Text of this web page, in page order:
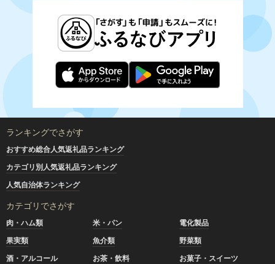
ランキングでさがす
おすすめ総合人気返礼品ランキング
カテゴリ別人気返礼品ランキング
人気自治体ランキング
カテゴリでさがす
肉・ハム類 米・パン
電化製品
果実類
魚介類
野菜類
酒・アルコール
お茶・飲料
お菓子・スイーツ